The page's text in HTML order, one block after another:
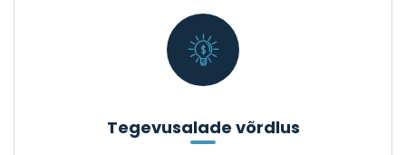
Tegevusalade võrdlus